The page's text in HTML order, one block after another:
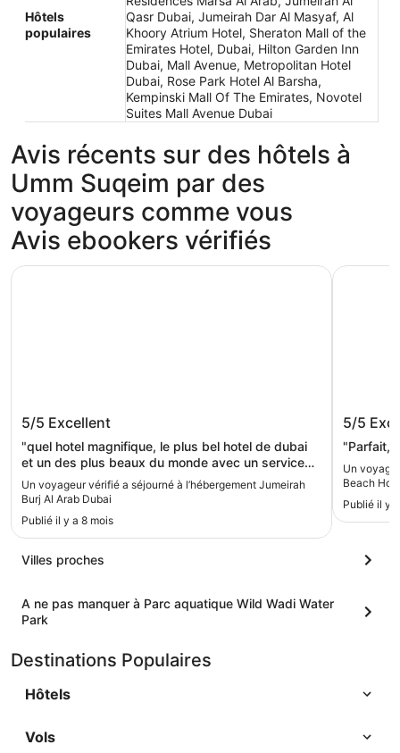
Hôtels
populaires
Qasr Dubai, Jumeirah Dar Al Masyaf, Al
Khoory Atrium Hotel, Sheraton Mall of the
Emirates Hotel, Dubai, Hilton Garden Inn
Dubai, Mall Avenue, Metropolitan Hotel
Dubai, Rose Park Hotel Al Barsha,
Kempinski Mall Of The Emirates, Novotel
Suites Mall Avenue Dubai
Avis récents sur des hôtels à
Umm Suqeim par des
voyageurs comme vous
Avis ebookers vérifiés
Jumeirah Burj Al Arab Dubai
5/5 Excellent
"quel hotel magnifique, le plus bel hotel de dubai
et un des plus beaux du monde avec un service
impeccable, des prestations comme on en voit
rarement "
Un voyageur vérifié a séjourné à l’hébergement Jumeirah
Burj Al Arab Dubai
Publié il y a 8 mois
Jumeirah Burj Al Arab Dubai
5/5
"Parfait,
Un
Beach
Publié il y
Jumeirah
Villes proches
A ne pas manquer à Parc aquatique Wild Wadi Water
Park
Destinations Populaires
Hôtels
Vols